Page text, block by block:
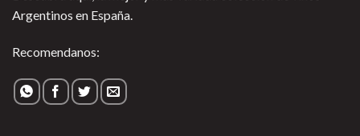
Argentinos en España.
Recomendanos: